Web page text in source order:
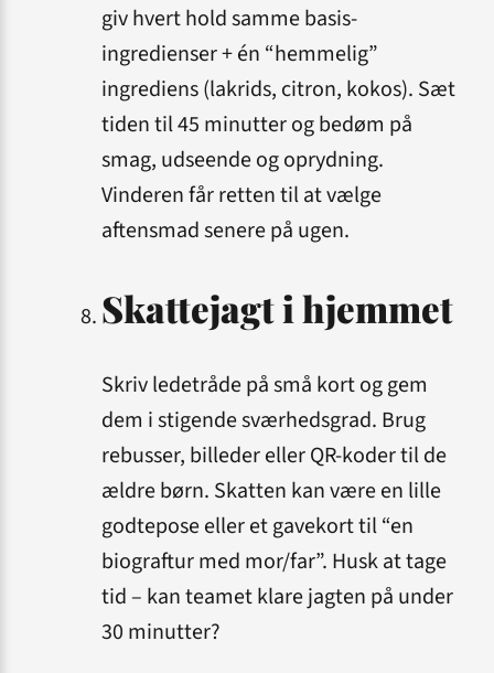
giv hvert hold samme basis­
ingredienser + én “hemmelig”
ingrediens (lakrids, citron, kokos). Sæt
tiden til 45 minutter og bedøm på
smag, udseende og oprydning.
Vinderen får retten til at vælge
aftensmad senere på ugen.
Skattejagt i hjemmet
Skriv ledetråde på små kort og gem
dem i stigende sværhedsgrad. Brug
rebusser, billeder eller QR-koder til de
ældre børn. Skatten kan være en lille
godtepose eller et gavekort til “en
biograftur med mor/far”. Husk at tage
tid – kan teamet klare jagten på under
30 minutter?